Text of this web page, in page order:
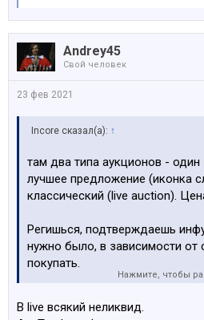
Andrey45
Свой человек
23 фев 2021
Incore сказал(а): ↑
там два типа аукционов -
лучшее предложение (иконка
классический (live auction).
Регишься, подтверждаешь
нужно было, в зависимости от
покупать.
надо смотреть.
Нажмите, чтобы
В live всякий неликвид.